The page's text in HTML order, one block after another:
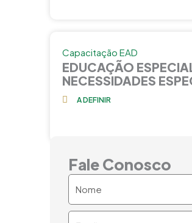
Capacitação EAD
EDUCAÇÃO
NECESSIDADES
A DEFINIR
Fale Conosco